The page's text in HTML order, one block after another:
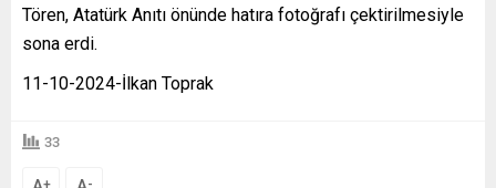
Tören, Atatürk Anıtı önünde hatıra fotoğrafı çektirilmesiyle
sona erdi.
11-10-2024-İlkan Toprak
33